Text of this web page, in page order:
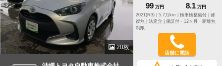
20枚
99 万円 8.1 万円
2021(R3) |
5.7万km | 検車検整備付 | 修
復無 | 法定含 | 保証付・12ヶ月・距離無
制限
店舗に電話